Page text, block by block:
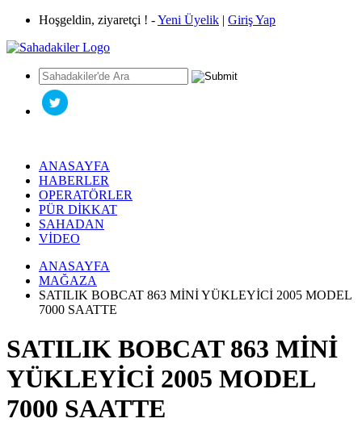
Hoşgeldin, ziyaretçi ! -Yeni Üyelik | Giriş Yap
ANASAYFA
HABERLER
OPERATÖRLER
PÜR DİKKAT
SAHADAN
VİDEO
ANASAYFA
MAĞAZA
SATILIK BOBCAT 863 MİNİ YÜKLEYİCİ 2005 MODEL
7000 SAATTE
SATILIK BOBCAT 863 MİNİ
YÜKLEYİCİ 2005 MODEL
7000 SAATTE